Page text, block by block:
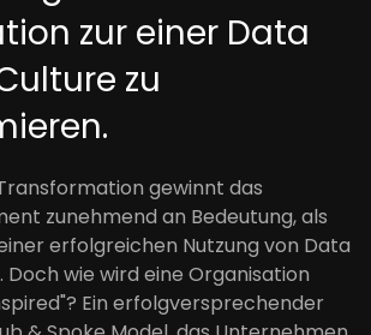
zur einer Data
zu
gewinnt das
zunehmend an Bedeutung, als
erfolgreichen Nutzung von Data
Doch wie wird eine Organisation
Ein erfolgversprechender